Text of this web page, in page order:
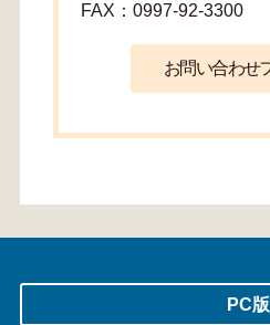
FAX：0997-92-3300
PC版